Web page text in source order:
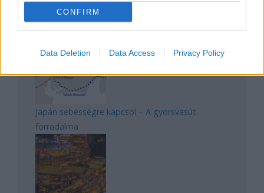
CONFIRM
Data Deletion Data Access Privacy Policy
Az egygyermekes politika és Kína gazdasági
Japán sebességre kapcsol – A gyorsvasút
forradalma